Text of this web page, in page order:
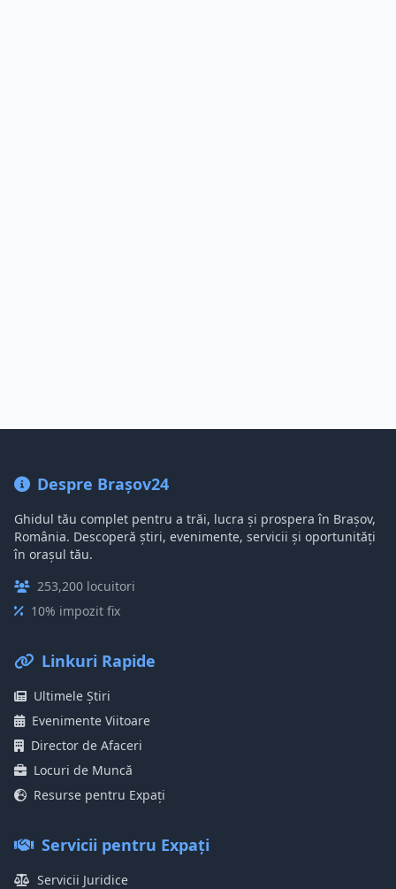
Despre Brașov24
Ghidul tău complet pentru a trăi, lucra și prospera în Brașov,
România. Descoperă știri, evenimente, servicii și oportunități
în orașul tău.
253,200 locuitori
10% impozit fix
Linkuri Rapide
Ultimele Știri
Evenimente Viitoare
Director de Afaceri
Locuri de Muncă
Resurse pentru Expați
Servicii pentru Expați
Servicii Juridice